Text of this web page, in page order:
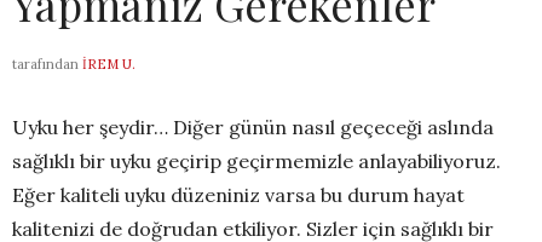
tarafından İREM U.
Uyku her şeydir… Diğer günün nasıl geçeceği aslında
sağlıklı bir uyku geçirip geçirmemizle anlayabiliyoruz.
Eğer kaliteli uyku düzeniniz varsa bu durum hayat
kalitenizi de doğrudan etkiliyor. Sizler için sağlıklı bir